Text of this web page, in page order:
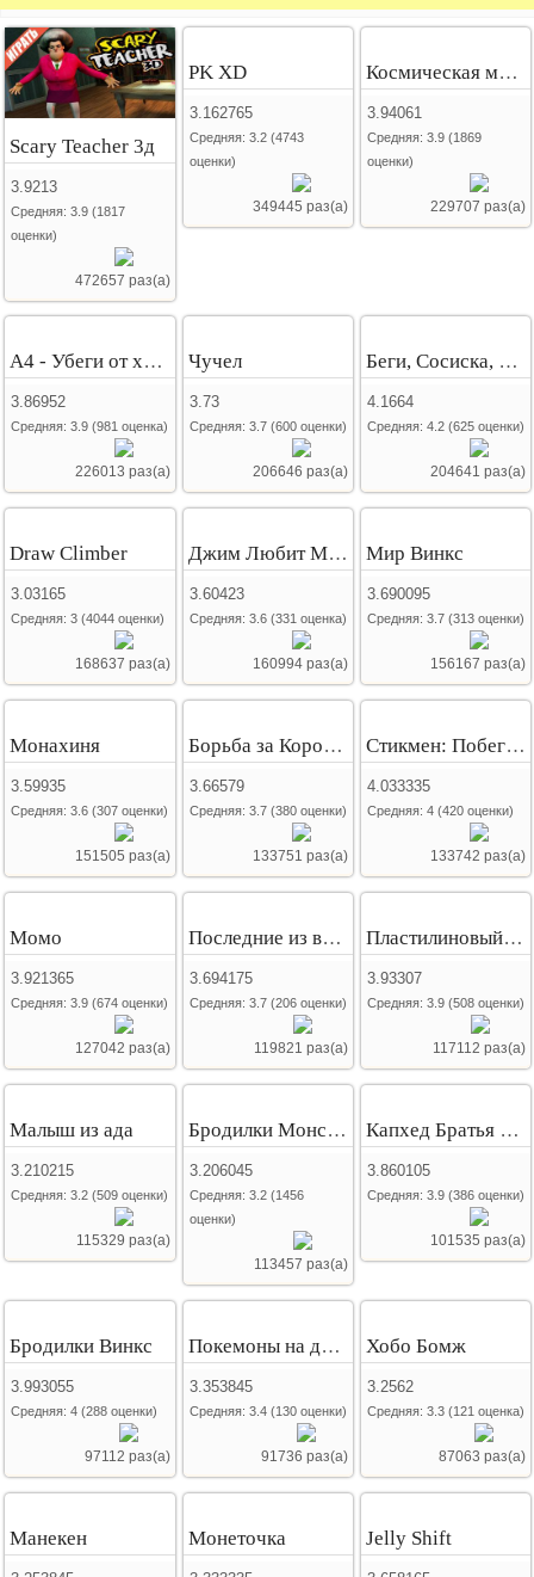
Scary Teacher 3д
3.9213
Средняя:3.9 (1817
оценки)
472657 раз(а)
PK XD
3.162765
Средняя: 3.2 (4743
оценки)
349445 раз(а)
Космическая мафия
3.94061
Средняя: 3.9 (1869
оценки)
229707 раз(а)
А4 - Убеги от хейтеров
3.86952
Средняя:3.9 (981 оценка)
226013 раз(а)
Чучел
3.73
Средняя: 3.7 (600оценки)
206646 раз(а)
Беги, Сосиска, Беги
4.1664
Средняя: 4.2 (625оценки)
204641 раз(а)
Draw Climber
3.03165
Средняя:3 (4044 оценки)
168637 раз(а)
Джим Любит Мэри
3.60423
Средняя: 3.6 (331 оценка)
160994 раз(а)
Мир Винкс
3.690095
Средняя: 3.7 (313оценки)
156167 раз(а)
Монахиня
3.59935
Средняя:3.6 (307 оценки)
151505 раз(а)
Борьба за Корону Девушки Эквестрии
3.66579
Средняя: 3.7 (380оценки)
133751 раз(а)
Стикмен: Побег из комплекса
4.033335
Средняя: 4 (420оценки)
133742 раз(а)
Момо
3.921365
Средняя:3.9 (674 оценки)
127042 раз(а)
Последние из выживших 2
3.694175
Средняя: 3.7 (206оценки)
119821 раз(а)
Пластилиновый чудик
3.93307
Средняя: 3.9 (508оценки)
117112 раз(а)
Малыш из ада
3.210215
Средняя:3.2 (509 оценки)
115329 раз(а)
Бродилки Монстр Хай
3.206045
Средняя: 3.2 (1456
оценки)
113457 раз(а)
Капхед Братья по оружию
3.860105
Средняя: 3.9 (386оценки)
101535 раз(а)
Бродилки Винкс
3.993055
Средняя:4 (288 оценки)
97112 раз(а)
Покемоны на двоих
3.353845
Средняя: 3.4 (130оценки)
91736 раз(а)
Хобо Бомж
3.2562
Средняя: 3.3 (121 оценка)
87063 раз(а)
Манекен Монеточка Jelly Shift